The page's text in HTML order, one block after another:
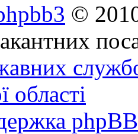
©
області
phpBB